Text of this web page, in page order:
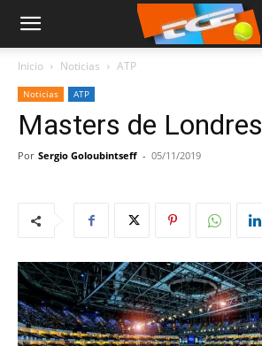
Inicio Noticias ATP
Noticias ATP
Masters de Londres
Por Sergio Goloubintseff - 05/11/2019